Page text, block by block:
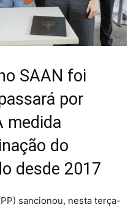
SAAN foi
por
medida
do
desde 2017
sancionou, nesta terça-